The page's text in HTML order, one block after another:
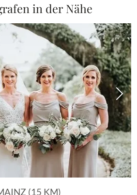
in der Nähe
(15 KM)